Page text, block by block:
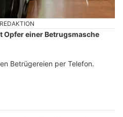
Opfer einer Betrugsmasche
Betrügereien per Telefon.